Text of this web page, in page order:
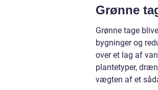
Grønne
Grønne tage
bygninger og
over et lag af
plantetyper,
vægten af et